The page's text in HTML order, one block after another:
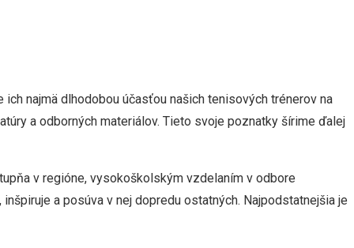
najmä dlhodobou účasťou našich tenisových trénerov na
a odborných materiálov. Tieto svoje poznatky šírime ďalej
v regióne, vysokoškolským vzdelaním v odbore
a posúva v nej dopredu ostatných. Najpodstatnejšia je